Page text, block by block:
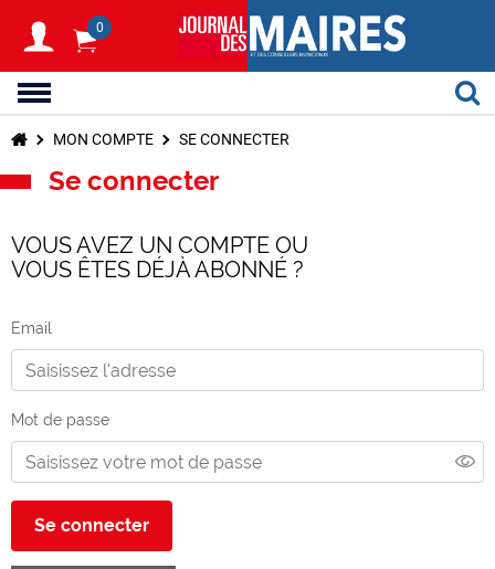
0
MON COMPTE SE CONNECTER
Se connecter
VOUS AVEZ UN COMPTE OU
VOUS ÊTES DÉJÀ ABONNÉ ?
Email
Mot de passe
Se connecter